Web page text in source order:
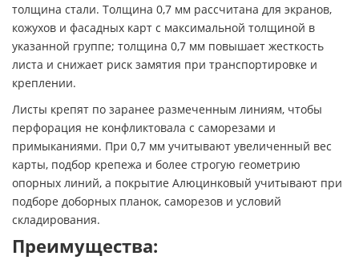
толщина стали. Толщина 0,7 мм рассчитана для экранов,
кожухов и фасадных карт с максимальной толщиной в
указанной группе; толщина 0,7 мм повышает жесткость
листа и снижает риск замятия при транспортировке и
креплении.
Листы крепят по заранее размеченным линиям, чтобы
перфорация не конфликтовала с саморезами и
примыканиями. При 0,7 мм учитывают увеличенный вес
карты, подбор крепежа и более строгую геометрию
опорных линий, а покрытие Алюцинковый учитывают при
подборе доборных планок, саморезов и условий
складирования.
Преимущества: